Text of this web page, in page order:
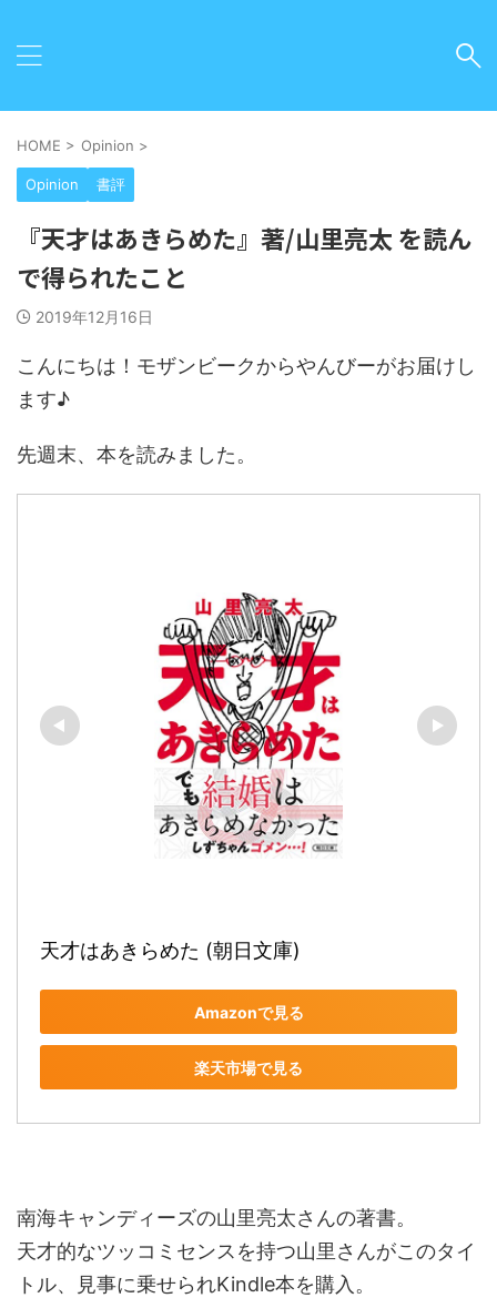
HOME > Opinion >
Opinion 書評
『天才はあきらめた』著/山里亮太 を読ん
で得られたこと
2019年12月16日
こんにちは！モザンビークからやんびーがお届けし
ます♪
先週末、本を読みました。
天才はあきらめた (朝日文庫)
Amazonで見る
楽天市場で見る
南海キャンディーズの山里亮太さんの著書。
天才的なツッコミセンスを持つ山里さんがこのタイ
トル、見事に乗せられKindle本を購入。